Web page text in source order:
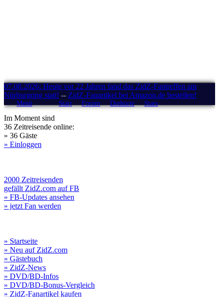
07.08.2026: Heute vor 22 Jahren fand das ZidZ-Fantreffen am
Nürburgring statt! -- ZidZ-Fanartikel bei Amazon.de bestellen!
Menü Start Forum Drehorte Stars
Im Moment sind
36 Zeitreisende online:
» 36 Gäste
» Einloggen
2000 Zeitreisenden
gefällt ZidZ.com auf FB
» FB-Updates ansehen
» jetzt Fan werden
» Startseite
» Neu auf ZidZ.com
» Gästebuch
» ZidZ-News
» DVD/BD-Infos
» DVD/BD-Bonus-Vergleich
» ZidZ-Fanartikel kaufen